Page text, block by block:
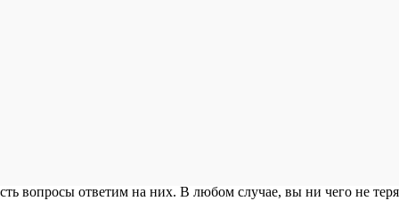
вопросы ответим на них. В любом случае, вы ни чего не